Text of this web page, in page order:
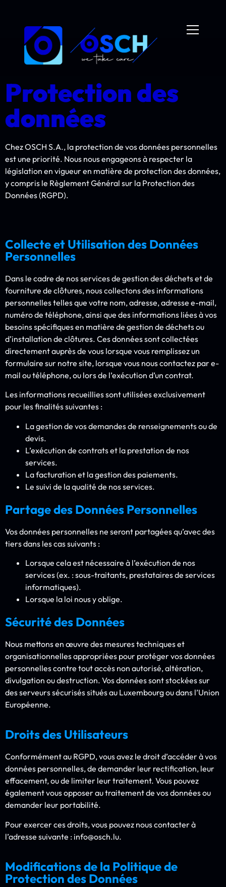
Protection des
données
Chez OSCH S.A., la protection de vos données personnelles
est une priorité. Nous nous engageons à respecter la
législation en vigueur en matière de protection des données,
y compris le Règlement Général sur la Protection des
Données (RGPD).
Collecte et Utilisation des Données
Personnelles
Dans le cadre de nos services de gestion des déchets et de
fourniture de clôtures, nous collectons des informations
personnelles telles que votre nom, adresse, adresse e-mail,
numéro de téléphone, ainsi que des informations liées à vos
besoins spécifiques en matière de gestion de déchets ou
d’installation de clôtures. Ces données sont collectées
directement auprès de vous lorsque vous remplissez un
formulaire sur notre site, lorsque vous nous contactez par e-
mail ou téléphone, ou lors de l’exécution d’un contrat.
Les informations recueillies sont utilisées exclusivement
pour les finalités suivantes :
La gestion de vos demandes de renseignements ou de
devis.
L’exécution de contrats et la prestation de nos
services.
La facturation et la gestion des paiements.
Le suivi de la qualité de nos services.
Partage des Données Personnelles
Vos données personnelles ne seront partagées qu’avec des
tiers dans les cas suivants :
Lorsque cela est nécessaire à l’exécution de nos
services (ex. : sous-traitants, prestataires de services
informatiques).
Lorsque la loi nous y oblige.
Sécurité des Données
Nous mettons en œuvre des mesures techniques et
organisationnelles appropriées pour protéger vos données
personnelles contre tout accès non autorisé, altération,
divulgation ou destruction. Vos données sont stockées sur
des serveurs sécurisés situés au Luxembourg ou dans l’Union
Européenne.
Droits des Utilisateurs
Conformément au RGPD, vous avez le droit d’accéder à vos
données personnelles, de demander leur rectification, leur
effacement, ou de limiter leur traitement. Vous pouvez
également vous opposer au traitement de vos données ou
demander leur portabilité.
Pour exercer ces droits, vous pouvez nous contacter à
l’adresse suivante : info@osch.lu.
Modifications de la Politique de
Protection des Données